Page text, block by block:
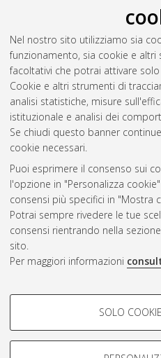
Nel nostro sito utilizziamo sia
funzionamento, sia cookie e
facoltativi che potrai attivare
Cookie e altri strumenti di
analisi statistiche, misure
istituzionale e analisi dei
Se chiudi questo banner
cookie necessari.
Puoi esprimere il consenso sui
l'opzione in "Personalizza
consensi più specifici in "Mostra
Potrai sempre rivedere le tue
consensi rientrando nella
sito.
Per maggiori informazioni
COOKIE DI
Si tratta di cookie utilizzati per
SOLO
Altri
Gestione del
Atom
Rss 1.0
Rss 2.0
ISSN: 2038-7946
Impostazioni Cookie
Informativa sulla privacy
Condizioni d’uso del sito